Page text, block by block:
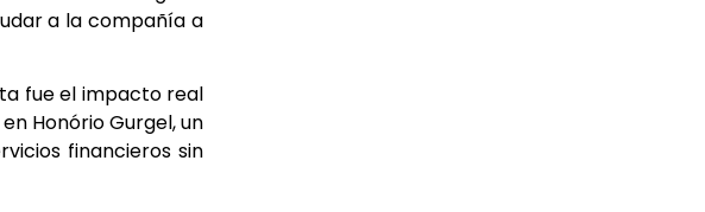
a la compañía a
fue el impacto real
Honório Gurgel, un
financieros sin